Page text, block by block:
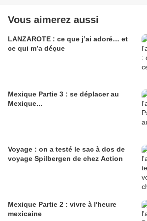
Vous aimerez aussi
LANZAROTE : ce que j’ai adoré… et
ce qui m’a déçue
Mexique Partie 3 : se déplacer au
Mexique...
Voyage : on a testé le sac à dos de
voyage Spilbergen de chez Action
Mexique Partie 2 : vivre à l'heure
mexicaine